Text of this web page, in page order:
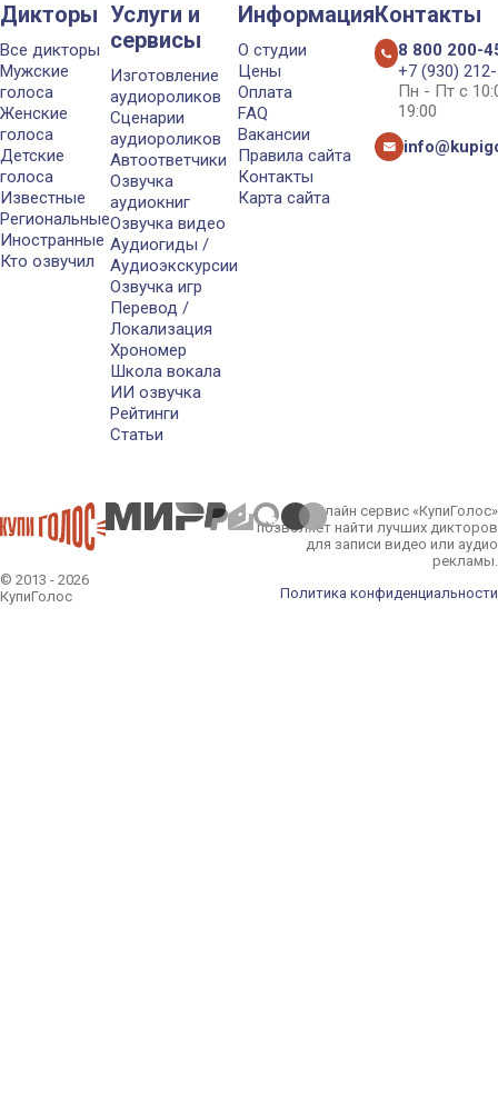
Дикторы
Все дикторы
Мужские
голоса
Женские
голоса
Детские
голоса
Известные
Региональные
Иностранные
Кто озвучил
Услуги и
сервисы
Изготовление
аудиороликов
Сценарии
аудиороликов
Автоответчики
Озвучка
аудиокниг
Озвучка видео
Аудиогиды /
Аудиоэкскурсии
Озвучка игр
Перевод /
Локализация
Хрономер
Школа вокала
ИИ озвучка
Рейтинги
Статьи
Информация
О студии
Цены
Оплата
FAQ
Вакансии
Правила сайта
Контакты
Карта сайта
Контакты
8 800 200-
+7 (930)
Пн - Пт с
19:00
© 2013 - 2026
КупиГолос
Онлайн сервис «КупиГолос»
позволяет найти лучших дикторов
для записи видео или аудио
рекламы.
Политика конфиденциальности